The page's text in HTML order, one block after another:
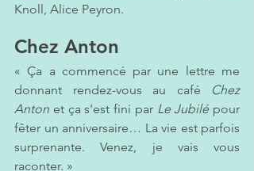
Knoll, Alice Peyron.
Chez Anton
« Ça a commencé par une lettre me
donnant rendez-vous au café
Chez
Anton et ça s'est fini par Le Jubilé pour
fêter un anniversaire… La vie est parfois
surprenante. Venez, je vais vous
raconter. »